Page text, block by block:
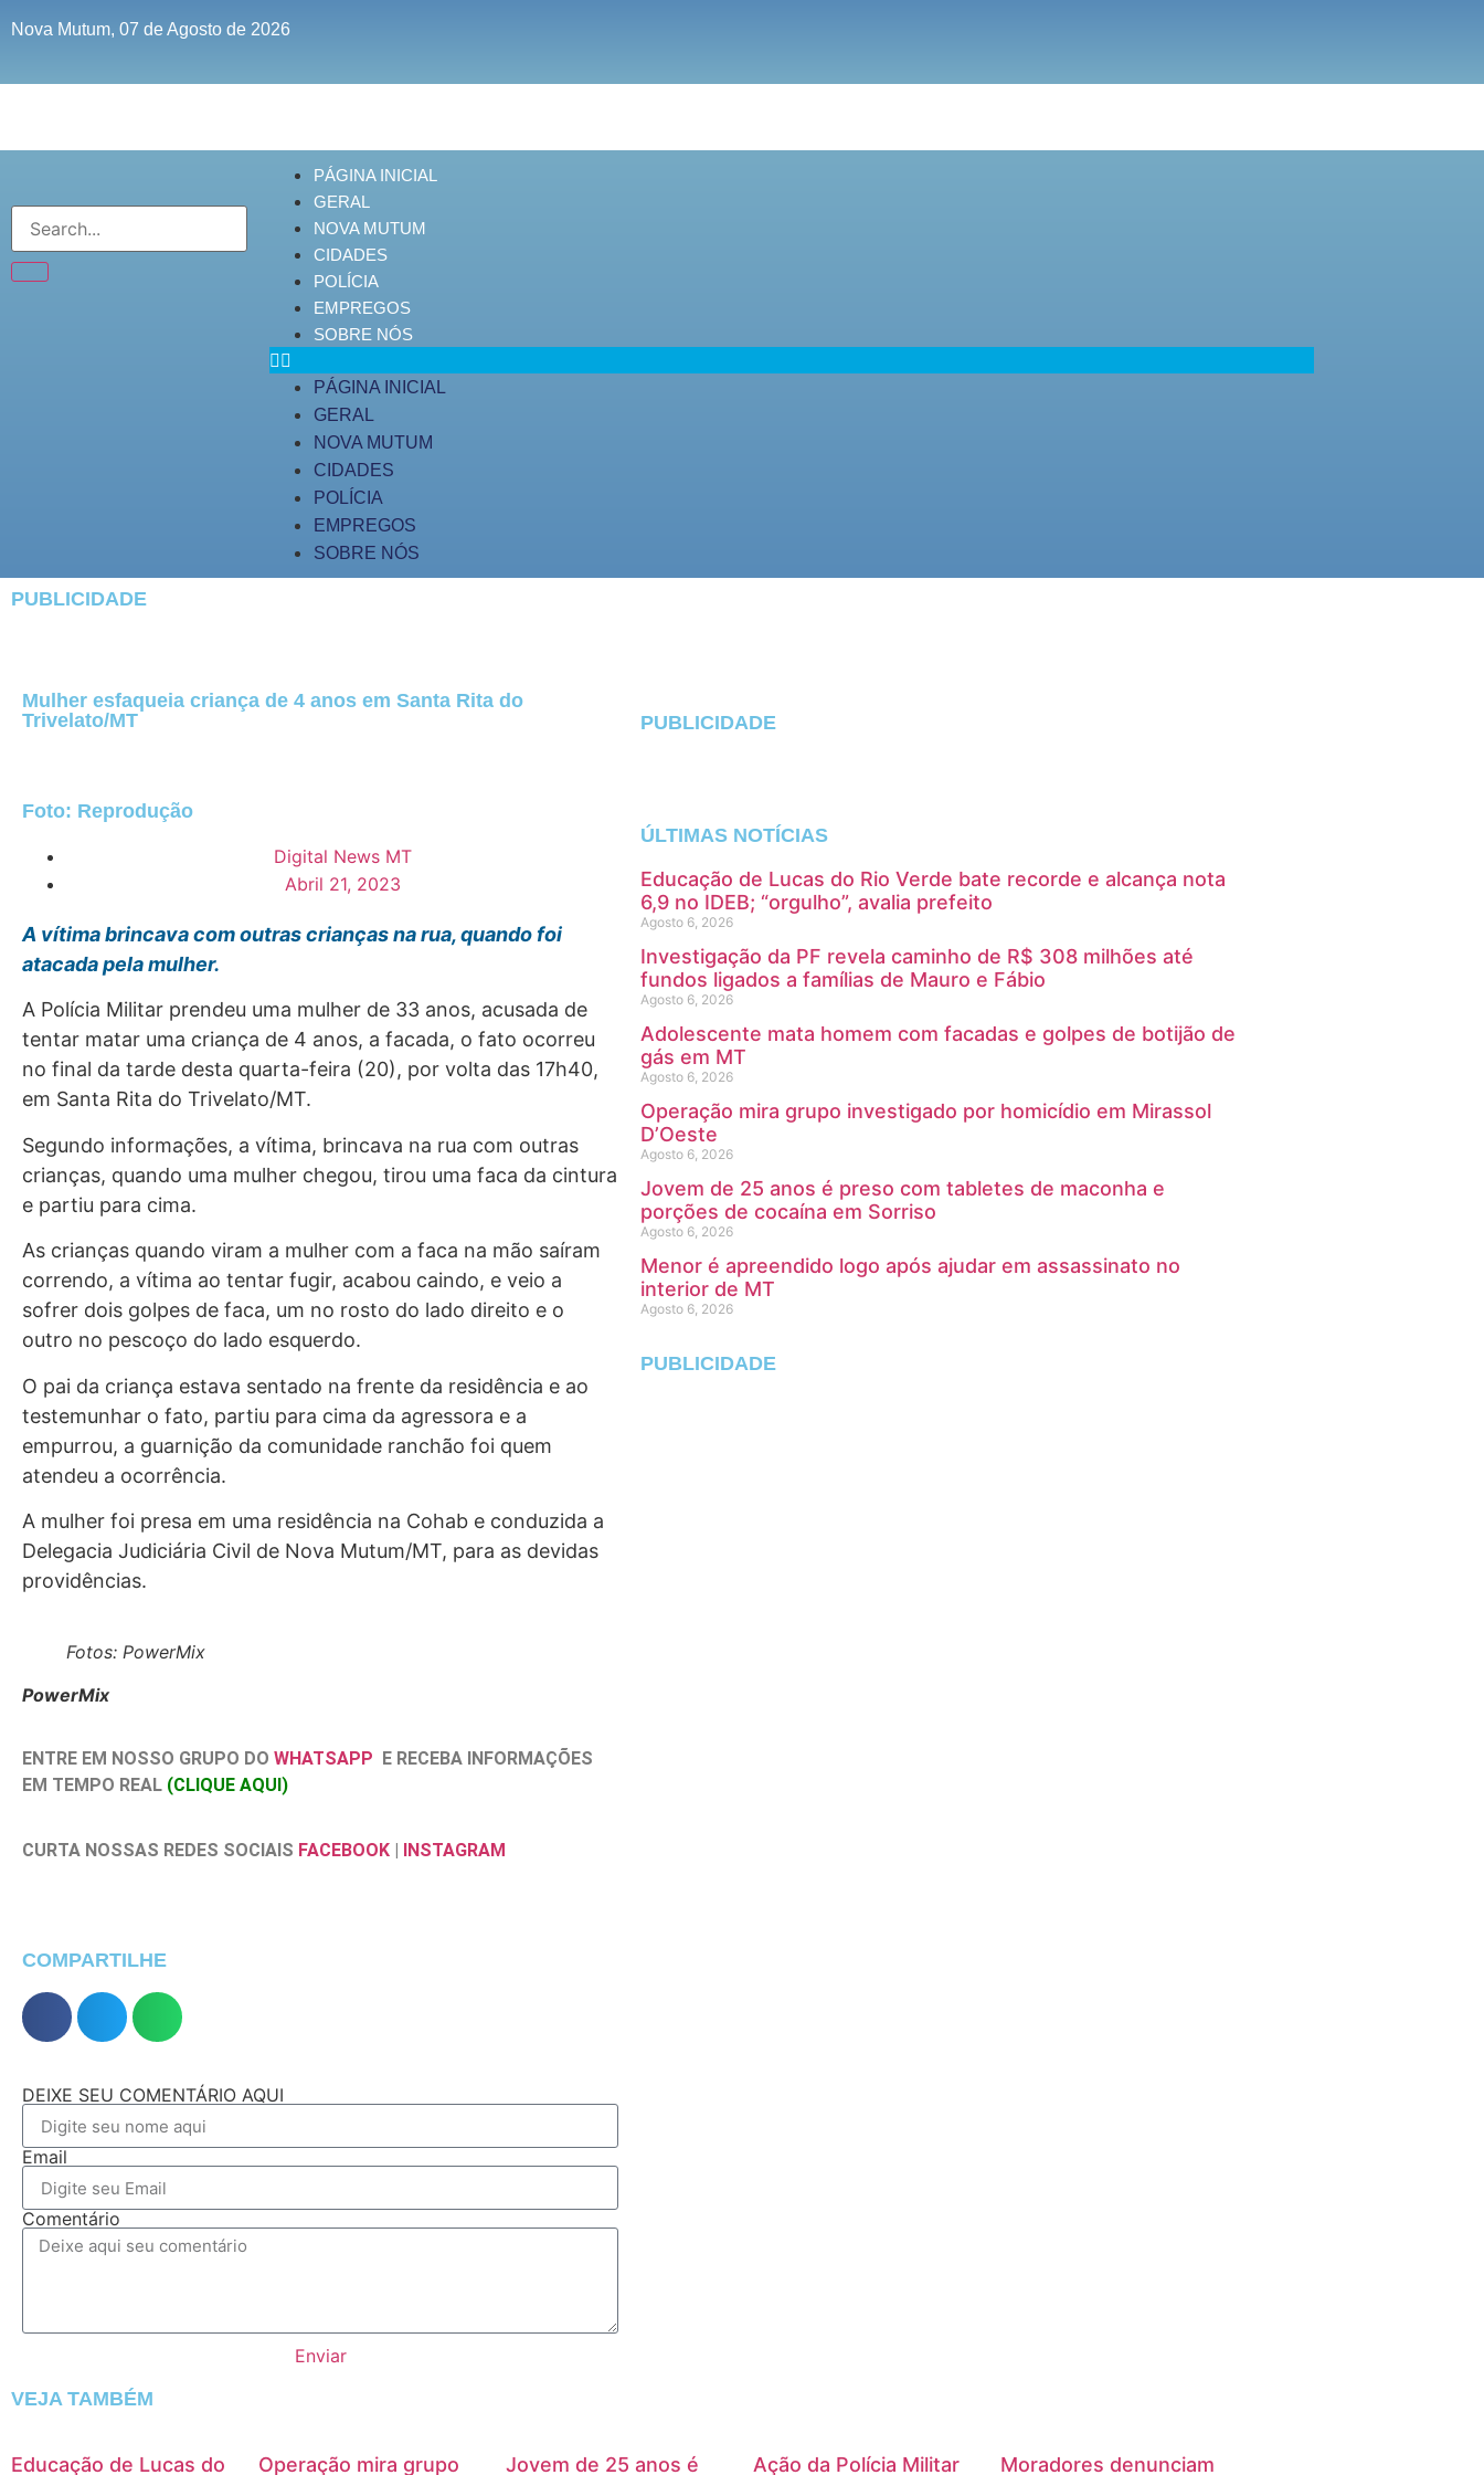
Nova Mutum, 07 de Agosto de 2026
PÁGINA INICIAL
GERAL
NOVA MUTUM
CIDADES
POLÍCIA
EMPREGOS
SOBRE NÓS
PÁGINA INICIAL
GERAL
NOVA MUTUM
CIDADES
POLÍCIA
EMPREGOS
SOBRE NÓS
PUBLICIDADE
Mulher esfaqueia criança de 4 anos em Santa Rita do
Trivelato/MT
Foto: Reprodução
Digital News MT
Abril 21, 2023
A vítima brincava com outras crianças na rua, quando foi
atacada pela mulher.
A Polícia Militar prendeu uma mulher de 33 anos, acusada de
tentar matar uma criança de 4 anos, a facada, o fato ocorreu
no final da tarde desta quarta-feira (20), por volta das 17h40,
em Santa Rita do Trivelato/MT.
Segundo informações, a vítima, brincava na rua com outras
crianças, quando uma mulher chegou, tirou uma faca da cintura
e partiu para cima.
As crianças quando viram a mulher com a faca na mão saíram
correndo, a vítima ao tentar fugir, acabou caindo, e veio a
sofrer dois golpes de faca, um no rosto do lado direito e o
outro no pescoço do lado esquerdo.
O pai da criança estava sentado na frente da residência e ao
testemunhar o fato, partiu para cima da agressora e a
empurrou, a guarnição da comunidade ranchão foi quem
atendeu a ocorrência.
A mulher foi presa em uma residência na Cohab e conduzida a
Delegacia Judiciária Civil de Nova Mutum/MT, para as devidas
providências.
Fotos: PowerMix
PowerMix
ENTRE EM NOSSO GRUPO DO WHATSAPP
E RECEBA INFORMAÇÕES
EM TEMPO REAL (CLIQUE AQUI)
CURTA NOSSAS REDES SOCIAIS FACEBOOK | INSTAGRAM
COMPARTILHE
DEIXE SEU COMENTÁRIO AQUI
Email
Comentário
Enviar
PUBLICIDADE
ÚLTIMAS NOTÍCIAS
Educação de Lucas do Rio Verde bate recorde e alcança nota
6,9 no IDEB; “orgulho”, avalia prefeito
Agosto 6, 2026
Investigação da PF revela caminho de R$ 308 milhões até
fundos ligados a famílias de Mauro e Fábio
Agosto 6, 2026
Adolescente mata homem com facadas e golpes de botijão de
gás em MT
Agosto 6, 2026
Operação mira grupo investigado por homicídio em Mirassol
D’Oeste
Agosto 6, 2026
Jovem de 25 anos é preso com tabletes de maconha e
porções de cocaína em Sorriso
Agosto 6, 2026
Menor é apreendido logo após ajudar em assassinato no
interior de MT
Agosto 6, 2026
PUBLICIDADE
VEJA TAMBÉM
Educação de Lucas do Operação mira grupo Jovem de 25 anos é Ação da Polícia Militar Moradores denunciam